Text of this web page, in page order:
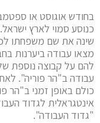
כנוסע סמוי לארץ
שינה את שם משפחתו
מצאו עבודה ביערנות
להם על קבוצה נוספת
עבודה ב"הר פוריה".
כולם באופן זמני ב"הר
אינטגראלית לגדוד
"גדוד העבודה".